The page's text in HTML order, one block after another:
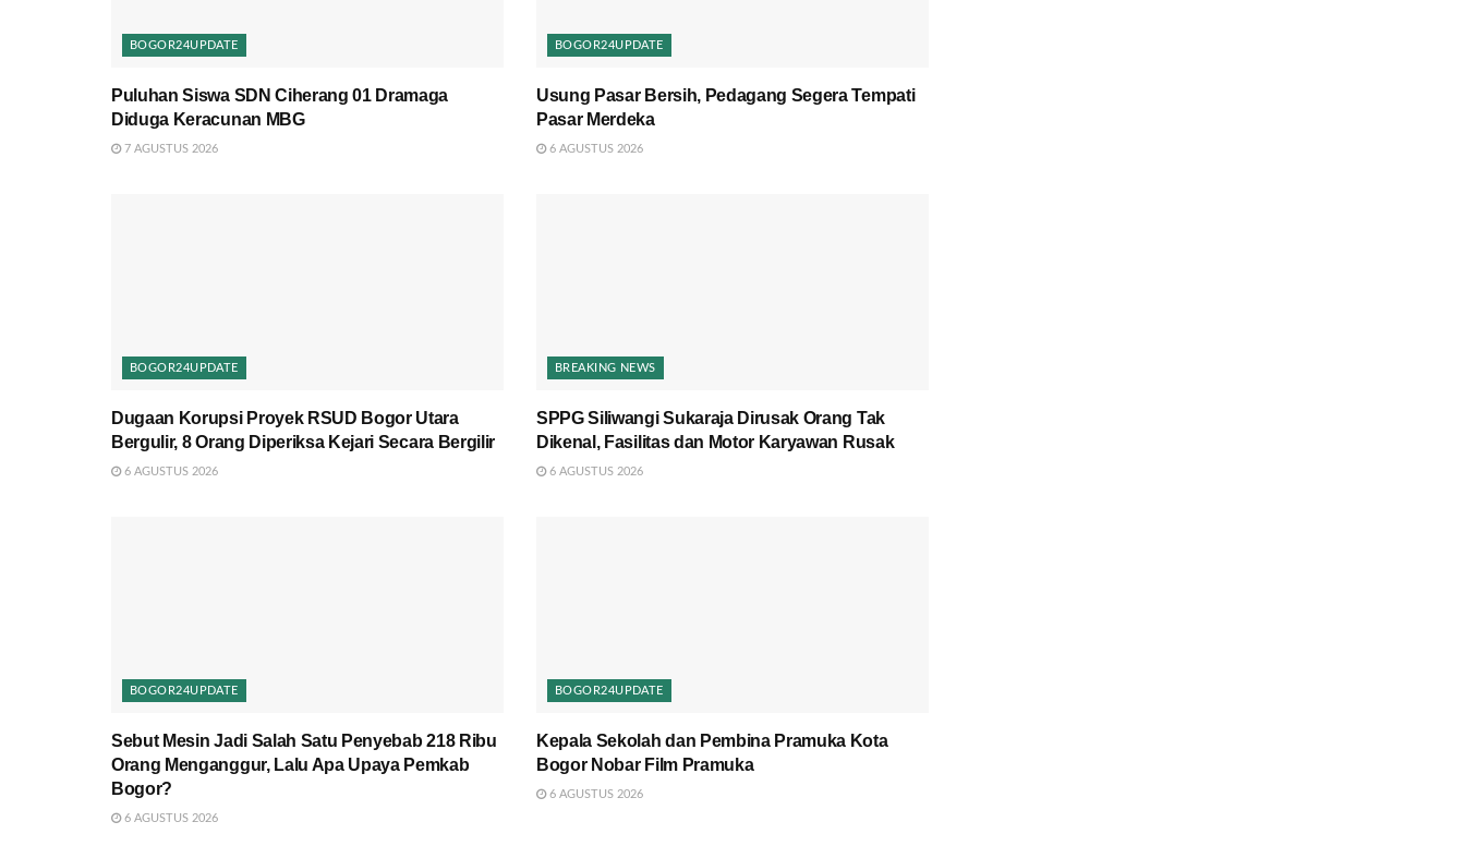
BOGOR24UPDATE
Puluhan Siswa SDN Ciherang 01 Dramaga
Diduga Keracunan MBG
7 AGUSTUS 2026
BOGOR24UPDATE
Usung Pasar Bersih, Pedagang Segera Tempati
Pasar Merdeka
6 AGUSTUS 2026
BOGOR24UPDATE
Dugaan Korupsi Proyek RSUD Bogor Utara
Bergulir, 8 Orang Diperiksa Kejari Secara Bergilir
6 AGUSTUS 2026
BREAKING NEWS
SPPG Siliwangi Sukaraja Dirusak Orang Tak
Dikenal, Fasilitas dan Motor Karyawan Rusak
6 AGUSTUS 2026
BOGOR24UPDATE
Sebut Mesin Jadi Salah Satu Penyebab 218 Ribu
Orang Menganggur, Lalu Apa Upaya Pemkab
Bogor?
6 AGUSTUS 2026
BOGOR24UPDATE
Kepala Sekolah dan Pembina Pramuka Kota
Bogor Nobar Film Pramuka
6 AGUSTUS 2026